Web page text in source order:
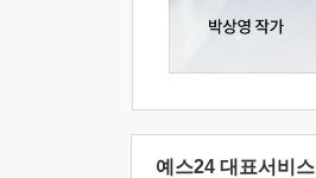
예스24 대표서비스